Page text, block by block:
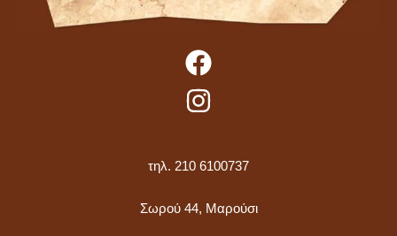
τηλ. 210 6100737
Σωρού 44, Μαρούσι